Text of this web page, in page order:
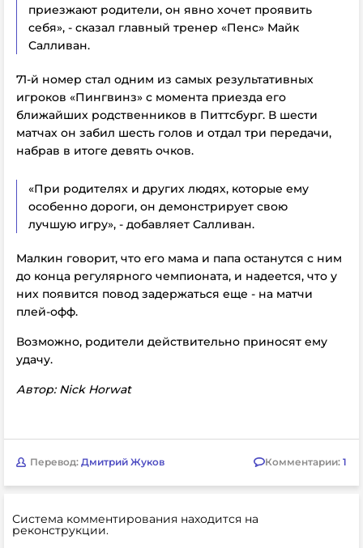
приезжают родители, он явно хочет проявить
себя», - сказал главный тренер «Пенс» Майк
Салливан.
71-й номер стал одним из самых результативных
игроков «Пингвинз» с момента приезда его
ближайших родственников в Питтсбург. В шести
матчах он забил шесть голов и отдал три передачи,
набрав в итоге девять очков.
«При родителях и других людях, которые ему
особенно дороги, он демонстрирует свою
лучшую игру», - добавляет Салливан.
Малкин говорит, что его мама и папа останутся с ним
до конца регулярного чемпионата, и надеется, что у
них появится повод задержаться еще - на матчи
плей-офф.
Возможно, родители действительно приносят ему
удачу.
Автор: Nick Horwat
Перевод: Дмитрий Жуков Комментарии: 1
Система комментирования находится на
реконструкции.